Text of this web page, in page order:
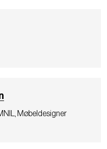
Møbeldesigner